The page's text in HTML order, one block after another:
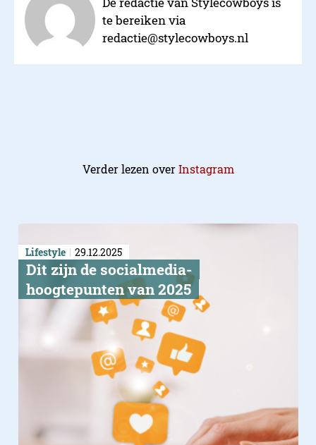
te bereiken via
redactie@stylecowboys.nl
Verder lezen overInstagram
Lifestyle 29.12.2025
Dit zijn de socialmedia-
hoogtepunten van 2025